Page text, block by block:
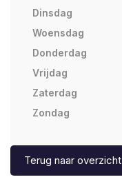
Dinsdag
Woensdag
Donderdag
Vrijdag
Zaterdag
Zondag
Terug naar overzicht